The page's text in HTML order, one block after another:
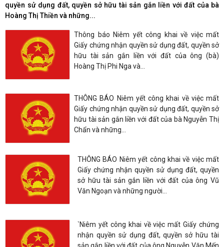
THÔNG BÁO Niêm yết công khai về việc mất Giấy chứng
với đất của bà Mai Thị Hải và những người có quyền lợi
liên quan, địa chỉ thường trú tại thôn Đức Phong, xã Kiến
Minh, thành phố Hải Phòng.
THÔNG BÁO Niêm yết công khai về việc mất Giấy chứng
nhận quyền sử dụng đất, quyền sở hữu tài sản gắn liền
liên quan, địa chỉ thường trú tại thôn Đức Phong, xã Kiến
Minh, thành phố Hải Phòng
Thông báo Niêm yết công khai về việc mất
Giấy chứng nhận quyền sử dụng đất, quyền sở
hữu tài sản gắn liền với đất của ông (bà)
Hoàng Thị Phi Nga và...
THÔNG BÁO Niêm yết công khai về việc mất
hữu tài sản gắn liền với đất của bà Nguyễn Thị
Chẩn và những...
THÔNG BÁO Niêm yết công khai về việc mất
sở hữu tài sản gắn liền với đất của ông Vũ
Văn Ngoạn và những người...
sản gắn liền với đất của ông Nguyễn Văn Mến
và những người có...